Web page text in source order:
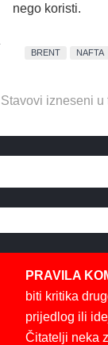
nego koristi.
BRENT NAFTA
Stavovi izneseni u
PRAVILA
biti kritika
prijedlog ili
Čitatelji neka